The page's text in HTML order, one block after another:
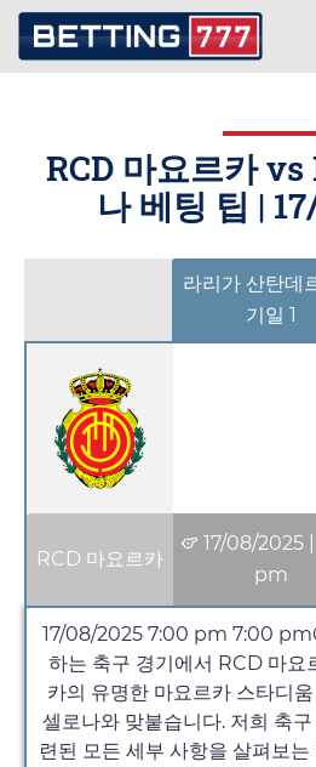
RCD 마요르카 vs
나 베팅 팁 |
라리가 산탄데
기일 1
RCD 마요르카
17/08/2025
pm
17/08/2025 7:00 pm 7:00 pm
하는 축구 경기에서 RCD 마요
카의 유명한 마요르카 스타디
셀로나와 맞붙습니다. 저희 축
련된 모든 세부 사항을 살펴보